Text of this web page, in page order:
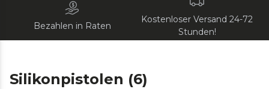
Bezahlen in Raten
Kostenloser Versand 24-72
Stunden!
Silikonpistolen (6)